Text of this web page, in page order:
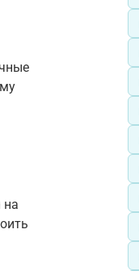
на